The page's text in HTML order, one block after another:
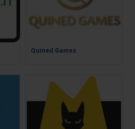
Quined Games